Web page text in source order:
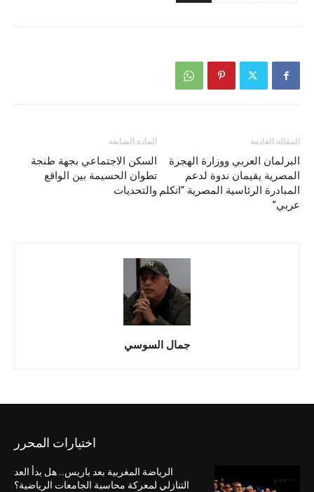
المادة السابقة
السكن الاجتماعي بجهة طنجة
تطوان الحسيمة بين الواقع
والتحديات
المقالة القادمة
البرلمان العربي ووزارة الهجرة
المصرية يقيمان ندوة لدعم
المبادرة الرئاسية المصرية “اتكلم
عربي”
جمال السوسي
اختيارات المحرر
الرياضة المغربية بعد باريس.. هل بدأ العد
التنازلي لمعركة محاسبة الجامعات الرياضية؟